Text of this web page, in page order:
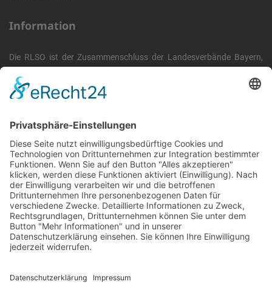
Information
Die RLSO ist der Zusammenschluss der Landesverbände Bayern,
gleichzeitig Veranstalter der Spiele der Regionalliga in
verschiedenen Ligen.
Die RLSO ist jetzt auch erreichbar unter der Adresse
https://rlso.basketball
Wir betreiben ...